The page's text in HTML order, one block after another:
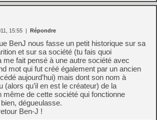
15:55 | Répondre
BenJ nous fasse un petit historique sur sa
et sur sa société (tu fais quoi
me fait pensé à une autre société avec
mot qui fut créé également par un ancien
aujourd’hui) mais dont son nom à
(alors qu’il en est le créateur) de la
même de cette société qui fonctionne
dégueulasse.
Ben-J !